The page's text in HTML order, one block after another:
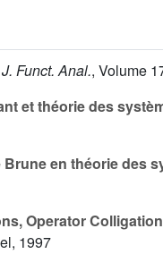
Funct. Anal., Volume
et théorie des
en théorie des
Operator
1997